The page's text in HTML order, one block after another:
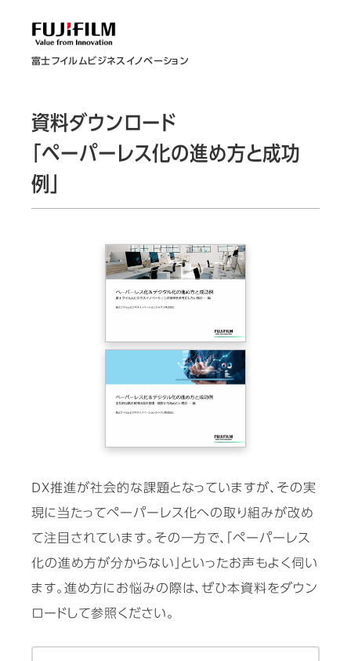
富士フイルムビジネスイノベーション
資料ダウンロード
「ペーパーレス化の進め方と成功
例」
DX推進が社会的な課題となっていますが、その実
現に当たってペーパーレス化への取り組みが改め
て注目されています。その一方で、「ペーパーレス
化の進め方が分からない」といったお声もよく伺い
ます。進め方にお悩みの際は、ぜひ本資料をダウン
ロードして参照ください。